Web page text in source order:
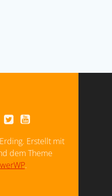
Erstellt mit
dem Theme
.